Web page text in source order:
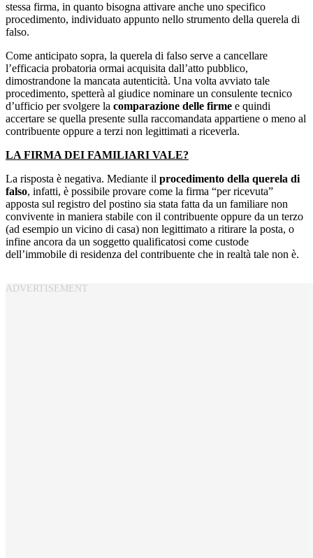
stessa firma, in quanto bisogna attivare anche uno specifico
procedimento, individuato appunto nello strumento della querela di
falso.
Come anticipato sopra, la querela di falso serve a cancellare
l’efficacia probatoria ormai acquisita dall’atto pubblico,
dimostrandone la mancata autenticità. Una volta avviato tale
procedimento, spetterà al giudice nominare un consulente tecnico
d’ufficio per svolgere la comparazione delle firme e quindi
accertare se quella presente sulla raccomandata appartiene o meno al
contribuente oppure a terzi non legittimati a riceverla.
LA FIRMA DEI FAMILIARI VALE?
La risposta è negativa. Mediante il procedimento della querela di
falso, infatti, è possibile provare come la firma “per ricevuta”
apposta sul registro del postino sia stata fatta da un familiare non
convivente in maniera stabile con il contribuente oppure da un terzo
(ad esempio un vicino di casa) non legittimato a ritirare la posta, o
infine ancora da un soggetto qualificatosi come custode
dell’immobile di residenza del contribuente che in realtà tale non è.